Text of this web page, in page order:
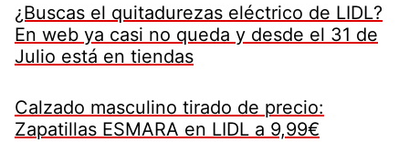
¿Buscas el quitadurezas eléctrico de LIDL?
En web ya casi no queda y desde el 31 de
Julio está en tiendas
Calzado masculino tirado de precio:
Zapatillas ESMARA en LIDL a 9,99€